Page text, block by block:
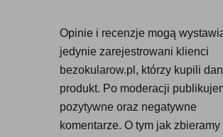
Opinie i recenzje mogą
jedynie zarejestrowani klienci
bezokularow.pl, którzy kupili
produkt. Po moderacji
pozytywne oraz negatywne
komentarze. O tym jak zbieramy